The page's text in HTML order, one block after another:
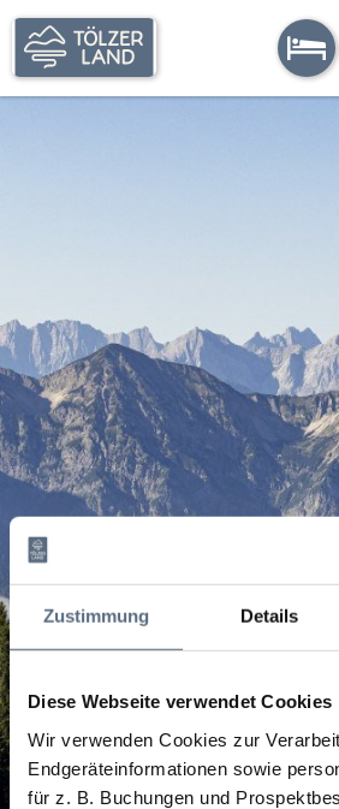
Zustimmung Details
Diese Webseite verwendet Cookies
Wir verwenden Cookies zur
Endgeräteinformationen sowie
für z. B. Buchungen und